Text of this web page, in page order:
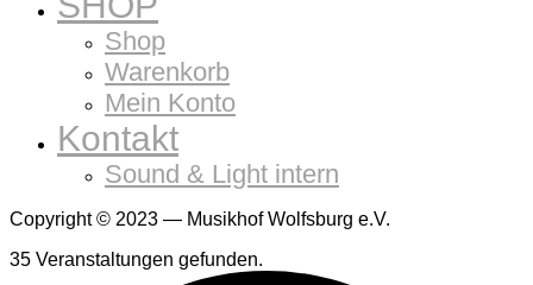
Shop
Warenkorb
Mein Konto
Kontakt
Sound & Light intern
Copyright © 2023 — Musikhof Wolfsburg e.V.
35 Veranstaltungen gefunden.